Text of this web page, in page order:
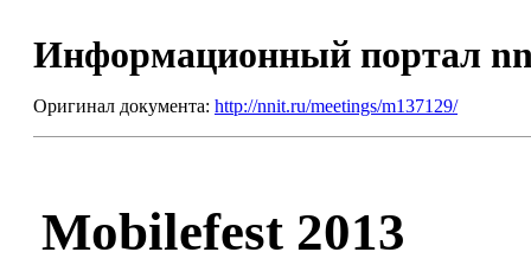
Информационный портал
Оригинал документа: http://nnit.ru/meetings/m137129/
Mobilefest 2013